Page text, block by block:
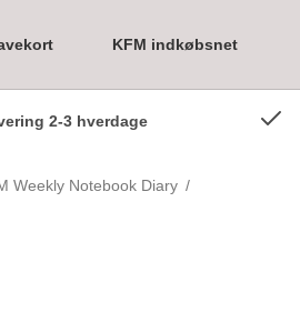
KFM indkøbsnet
2-3 hverdage
Weekly Notebook Diary /